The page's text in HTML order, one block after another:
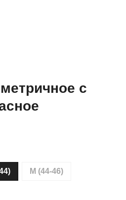
с
M (44-46)